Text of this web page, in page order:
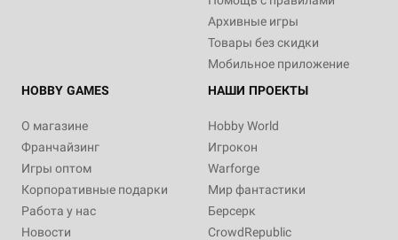
Архивные игры
Товары без скидки
Мобильное приложение
HOBBY GAMES
О магазине
Франчайзинг
Игры оптом
Корпоративные подарки
Работа у нас
Новости
НАШИ ПРОЕКТЫ
Hobby World
Игрокон
Warforge
Мир фантастики
Берсерк
CrowdRepublic